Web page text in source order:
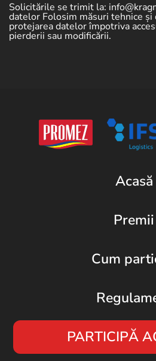
Solicitările se trimit la:
datelor Folosim măsuri tehnice
protejarea datelor împotriva
pierderii sau modificării.
Acasă
Premii
Cum
PARTICIPĂ